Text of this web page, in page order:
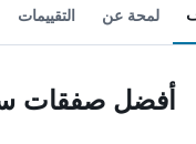
لمحة عن التقييمات
أفضل صفقات